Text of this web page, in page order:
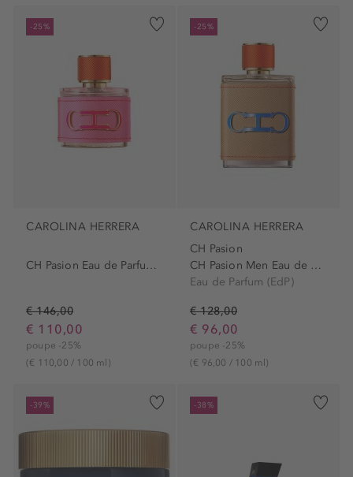
-25%
CAROLINA HERRERA
CH Pasion Eau de Parfum Spray
€ 146,00
€ 110,00
poupe -25%
(€ 110,00 / 100 ml)
-25%
CAROLINA HERRERA
CH Pasion
CH Pasion Men Eau de Parfum...
Eau de Parfum (EdP)
€ 128,00
€ 96,00
poupe -25%
(€ 96,00 / 100 ml)
-39% -38%